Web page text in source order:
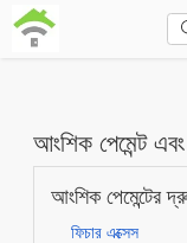
আংশিক পেমেন্ট
আংশিক পেমেন্টের
ফিচার এক্সেস